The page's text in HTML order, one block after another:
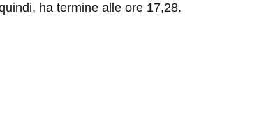
ha termine alle ore 17,28.